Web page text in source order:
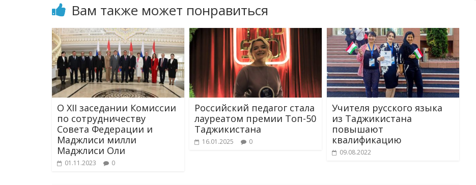
Вам также может понравиться
О XII заседании Комиссии
по сотрудничеству
Совета Федерации и
Маджлиси милли
Маджлиси Оли
01.11.2023 0
Российский педагог стала
лауреатом премии Топ-50
Таджикистана
16.01.2025 0
Учителя русского языка
из Таджикистана
повышают
квалификацию
09.08.2022